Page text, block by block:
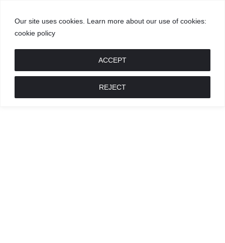
Our site uses cookies. Learn more about our use of cookies:
cookie policy
REJECT
ACCEPT
GROŽIS
MADA